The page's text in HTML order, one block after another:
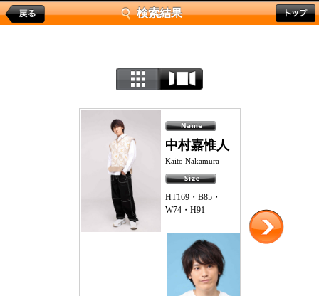
検索結果
中村嘉惟人
Kaito Nakamura
HT169・B85・
W74・H91